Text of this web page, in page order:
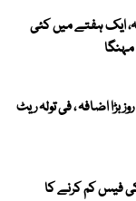
ایک ہفتے میں کئی
اضافہ ، فی تولہ ریٹ
فیس کم کرنے کا